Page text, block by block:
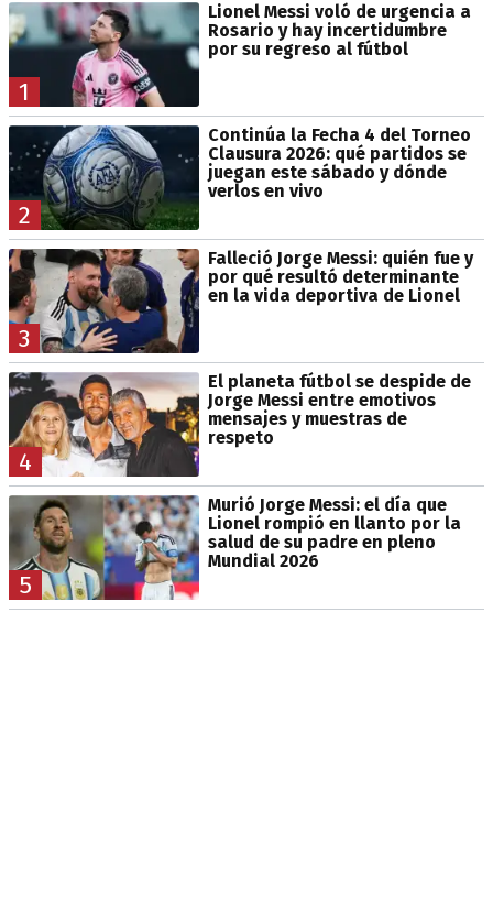
1
Lionel Messi voló de urgencia a
Rosario y hay incertidumbre
por su regreso al fútbol
2
Continúa la Fecha 4 del Torneo
Clausura 2026: qué partidos se
juegan este sábado y dónde
verlos en vivo
3
Falleció Jorge Messi: quién fue y
por qué resultó determinante
en la vida deportiva de Lionel
4
El planeta fútbol se despide de
Jorge Messi entre emotivos
mensajes y muestras de
respeto
5
Murió Jorge Messi: el día que
Lionel rompió en llanto por la
salud de su padre en pleno
Mundial 2026